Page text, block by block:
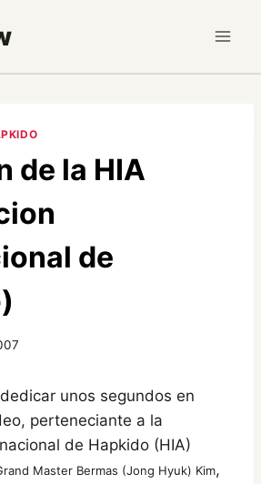
de la HIA
de
unos segundos en
perteneciante a la
de Hapkido (HIA)
Master Bermas (Jong Hyuk) Kim,